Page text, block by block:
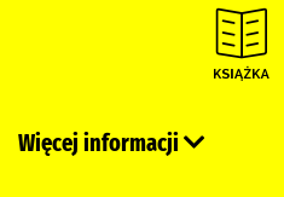
Więcej informacji